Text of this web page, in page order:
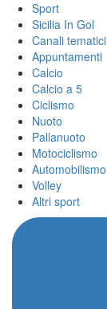
Sport
Sicilia In Gol
Canali tematici
Appuntamenti
Calcio
Calcio a 5
Ciclismo
Nuoto
Pallanuoto
Motociclismo
Automobilismo
Volley
Altri sport